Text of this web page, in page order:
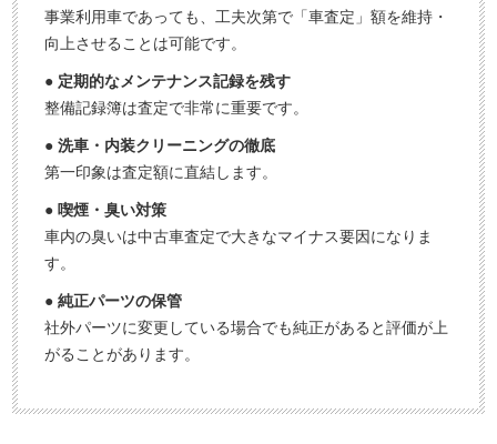
事業利用車であっても、工夫次第で「車査定」額を維持・
向上させることは可能です。
● 定期的なメンテナンス記録を残す
整備記録簿は査定で非常に重要です。
● 洗車・内装クリーニングの徹底
第一印象は査定額に直結します。
● 喫煙・臭い対策
車内の臭いは中古車査定で大きなマイナス要因になりま
す。
● 純正パーツの保管
社外パーツに変更している場合でも純正があると評価が上
がることがあります。